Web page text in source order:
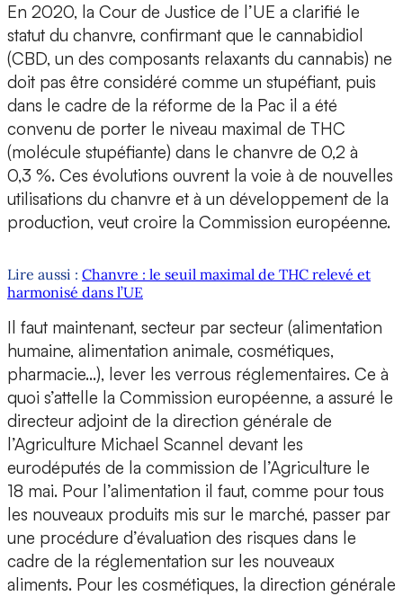
En 2020, la Cour de Justice de l’UE a clarifié le
statut du chanvre, confirmant que le cannabidiol
(CBD, un des composants relaxants du cannabis) ne
doit pas être considéré comme un stupéfiant, puis
dans le cadre de la réforme de la Pac il a été
convenu de porter le niveau maximal de THC
(molécule stupéfiante) dans le chanvre de 0,2 à
0,3 %. Ces évolutions ouvrent la voie à de nouvelles
utilisations du chanvre et à un développement de la
production, veut croire la Commission européenne.
Lire aussi : Chanvre : le seuil maximal de THC relevé et
harmonisé dans l’UE
Il faut maintenant, secteur par secteur (alimentation
humaine, alimentation animale, cosmétiques,
pharmacie…), lever les verrous réglementaires. Ce à
quoi s’attelle la Commission européenne, a assuré le
directeur adjoint de la direction générale de
l’Agriculture Michael Scannel devant les
eurodéputés de la commission de l’Agriculture le
18 mai. Pour l’alimentation il faut, comme pour tous
les nouveaux produits mis sur le marché, passer par
une procédure d’évaluation des risques dans le
cadre de la réglementation sur les nouveaux
aliments. Pour les cosmétiques, la direction générale